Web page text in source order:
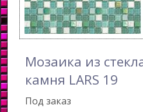
Мозаика из
камня LARS 19
Под заказ